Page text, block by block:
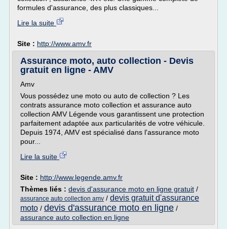
formules d'assurance, des plus classiques...
Lire la suite
Site : http://www.amv.fr
Assurance moto, auto collection - Devis
gratuit en ligne - AMV
Amv
Vous possédez une moto ou auto de collection ? Les
contrats assurance moto collection et assurance auto
collection AMV Légende vous garantissent une protection
parfaitement adaptée aux particularités de votre véhicule.
Depuis 1974, AMV est spécialisé dans l'assurance moto
pour...
Lire la suite
Site : http://www.legende.amv.fr
Thèmes liés : devis d'assurance moto en ligne gratuit /
assurance auto collection amv / devis gratuit d'assurance
moto / devis d'assurance moto en ligne /
assurance auto collection en ligne